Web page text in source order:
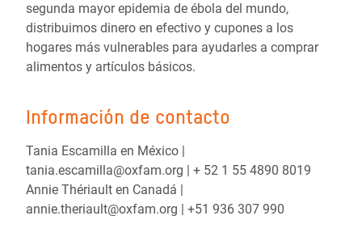
segunda mayor epidemia de ébola del mundo,
distribuimos dinero en efectivo y cupones a los
hogares más vulnerables para ayudarles a comprar
alimentos y artículos básicos.
Información de contacto
Tania Escamilla en México |
tania.escamilla@oxfam.org | + 52 1 55 4890 8019
Annie Thériault en Canadá |
annie.theriault@oxfam.org | +51 936 307 990